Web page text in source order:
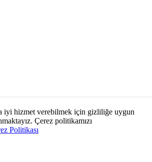
iyi hizmet verebilmek için gizliliğe uygun
Çerez politikamızı
Politikası